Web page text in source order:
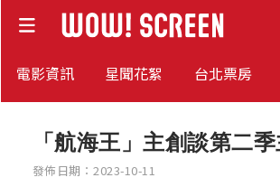
電影資訊 星聞花絮 台北票房
「航海王」主創談第二
發佈日期：2023-10-11